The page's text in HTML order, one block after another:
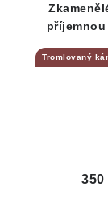
Tromlovaný
350